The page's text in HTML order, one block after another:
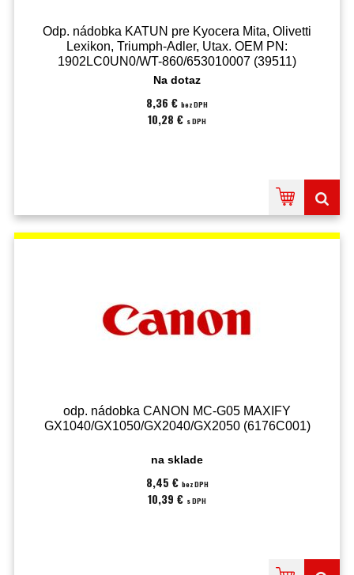
Odp. nádobka KATUN pre Kyocera Mita, Olivetti
Lexikon, Triumph-Adler, Utax. OEM PN:
1902LC0UN0/WT-860/653010007 (39511)
Na dotaz
8,36 € bez DPH
10,28 € s DPH
odp. nádobka CANON MC-G05 MAXIFY
GX1040/GX1050/GX2040/GX2050 (6176C001)
na sklade
8,45 € bez DPH
10,39 € s DPH